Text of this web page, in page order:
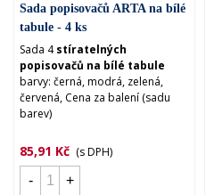
Sada popisovačů ARTA na bílé
tabule - 4 ks
Sada 4stíratelných
popisovačů na bílé tabule
barvy: černá, modrá, zelená,
červená, Cena za balení (sadu
barev)
85,91 Kč (s DPH)
-
+